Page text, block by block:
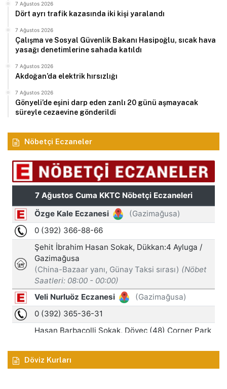
7 Ağustos 2026
Dört ayrı trafik kazasında iki kişi yaralandı
7 Ağustos 2026
Çalışma ve Sosyal Güvenlik Bakanı Hasipoğlu, sıcak hava
yasağı denetimlerine sahada katıldı
7 Ağustos 2026
Akdoğan’da elektrik hırsızlığı
7 Ağustos 2026
Gönyeli’de eşini darp eden zanlı 20 günü aşmayacak
süreyle cezaevine gönderildi
Nöbetçi Eczaneler
Döviz Kurları